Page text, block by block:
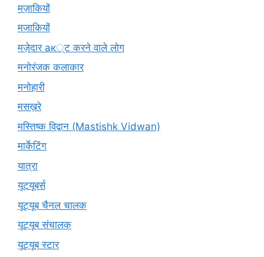
मज़ाकियों
मजाकियों
मज़ेदार ак्ट करने वाले लोग
मनोरंजक कलाकार
मनोहारी
मसख़रे
मस्तिष्क विद्वान (Mastishk Vidwan)
मार्केटिंग
यात्रा
यूटयूबर्स
यूट्यूब चैनल चालक
यूट्यूब संचालक
यूट्यूब स्टार